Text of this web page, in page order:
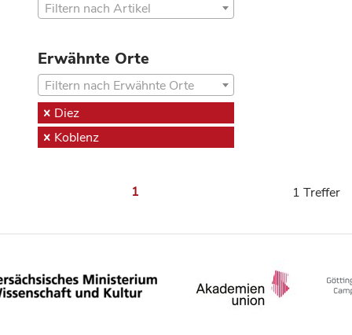
Filtern nach Artikel
Erwähnte Orte
Filtern nach Erwähnte Orte
Diez
Koblenz
1 1 Treffer